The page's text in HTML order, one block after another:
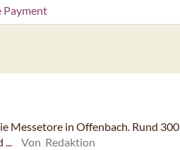
Payment
Messetore in Offenbach. Rund 300
...
Von Redaktion